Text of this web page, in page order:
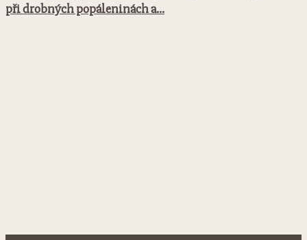
při drobných popáleninách a...